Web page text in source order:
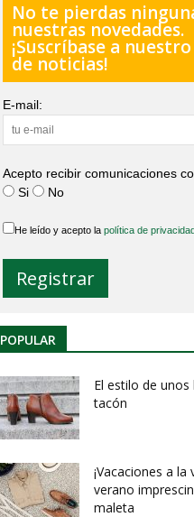
No te pierdas
nuestras novedades.
¡Suscríbase a
de noticias!
E-mail:
Acepto recibir comunicaciones
Si
No
He leído y acepto la política de
POPULAR
El estilo de
tacón
¡Vacaciones a
verano
maleta